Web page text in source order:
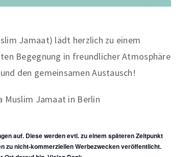
Jamaat) lädt herzlich zu einem
Begegnung in freundlicher Atmosphäre
den gemeinsamen Austausch!
Muslim Jamaat in Berlin
auf. Diese werden evtl. zu einem späteren Zeitpunkt
zu nicht-kommerziellen Werbezwecken veröffentlicht.